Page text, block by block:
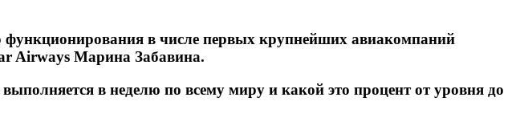
функционирования в числе первых крупнейших авиакомпаний
Airways Марина Забавина.
в неделю по всему миру и какой это процент от уровня до